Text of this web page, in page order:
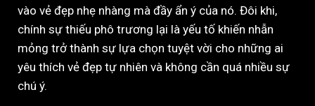
vào vẻ đẹp nhẹ nhàng mà đầy ẩn ý của nó. Đôi khi,
chính sự thiếu phô trương lại là yếu tố khiến nhẫn
mỏng trở thành sự lựa chọn tuyệt vời cho những ai
yêu thích vẻ đẹp tự nhiên và không cần quá nhiều sự
chú ý.